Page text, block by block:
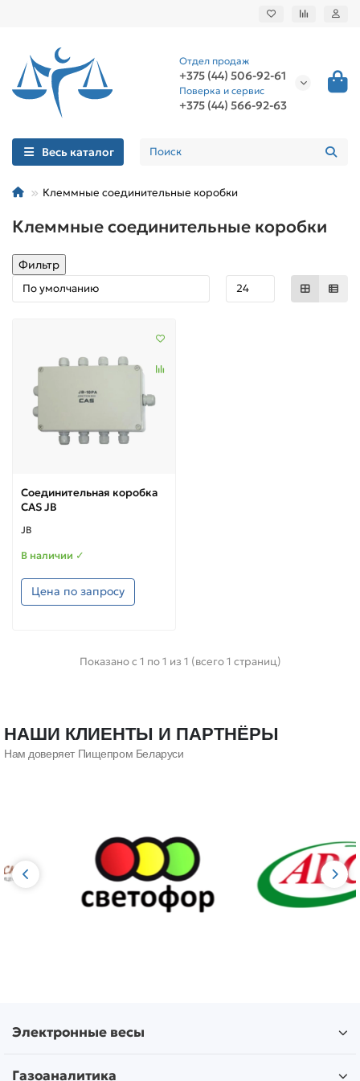
Отдел продаж
+375 (44) 506-92-61
Поверка и сервис
+375 (44) 566-92-63
Весь каталог
Клеммные соединительные коробки
Клеммные соединительные коробки
Фильтр
Соединительная коробка
CAS JB
JB
В наличии ✓
Цена по запросу
Показано с 1 по 1 из 1 (всего 1 страниц)
НАШИ КЛИЕНТЫ И ПАРТНЁРЫ
Нам доверяет Пищепром Беларуси
Электронные весы
Газоаналитика